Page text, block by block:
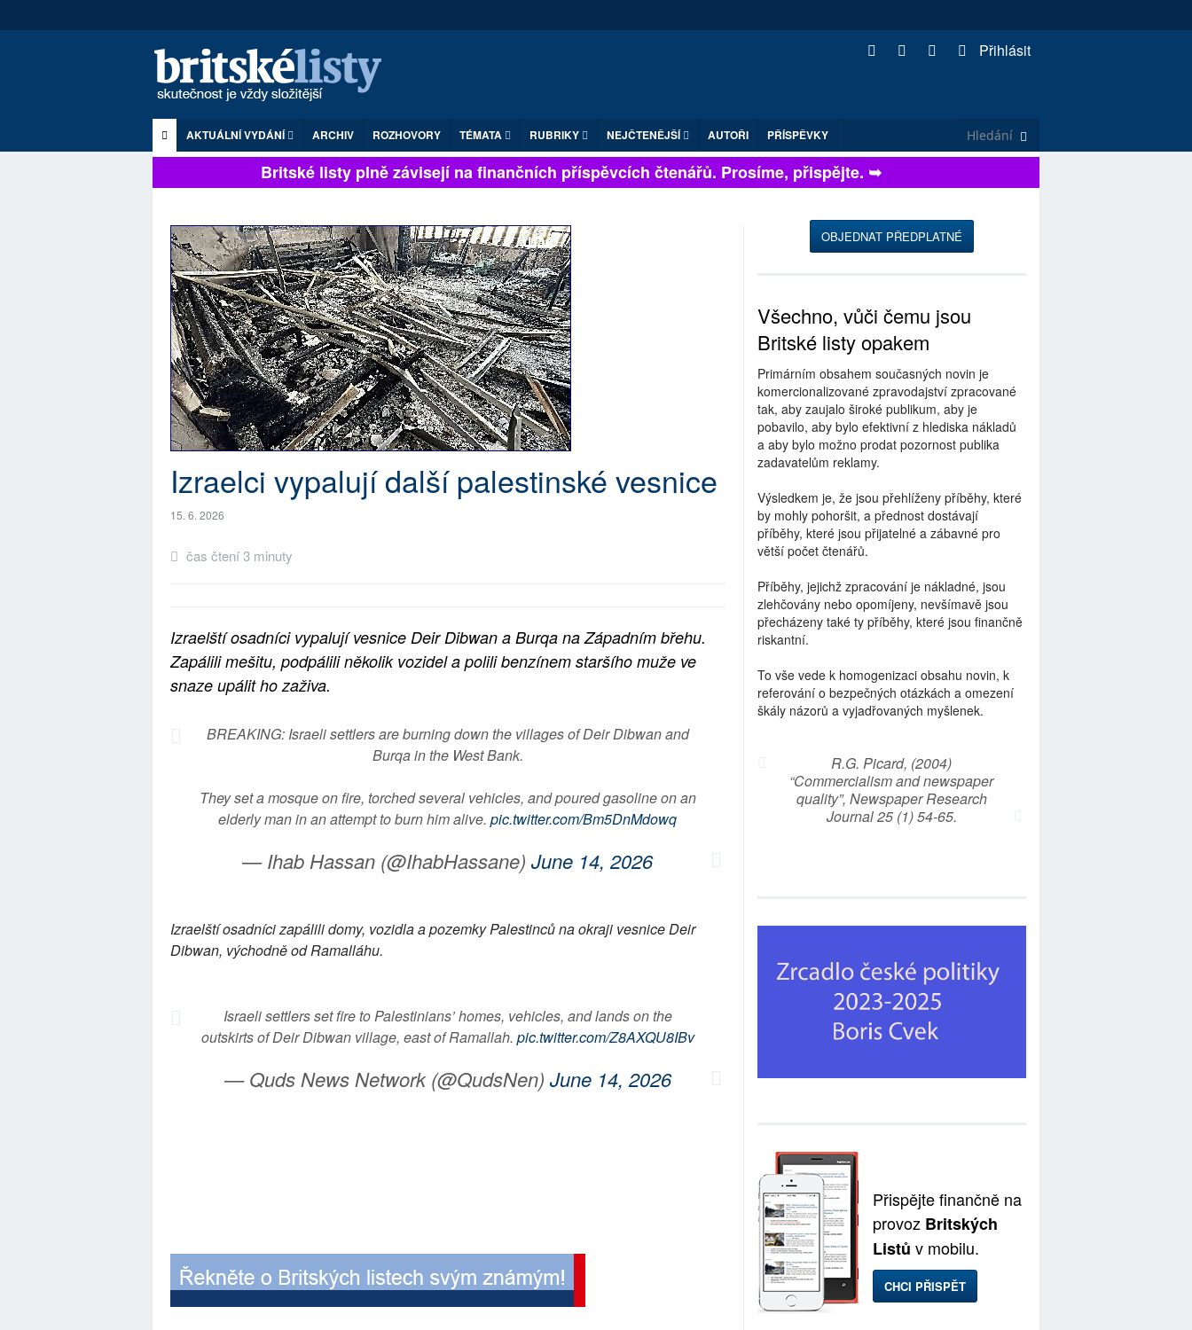
Přihlásit
AKTUÁLNÍ VYDÁNÍ ARCHIV ROZHOVORY TÉMATA RUBRIKY NEJČTENĚJŠÍ AUTOŘI PŘÍSPĚVKY
Britské listy plně závisejí na finančních příspěvcích čtenářů. Prosíme, přispějte. ➥
Izraelci vypalují další palestinské vesnice
15. 6. 2026
čas čtení 3 minuty
Izraelští osadníci vypalují vesnice Deir Dibwan a Burqa na Západním břehu.
Zapálili mešitu, podpálili několik vozidel a polili benzínem staršího muže ve
snaze upálit ho zaživa.
BREAKING: Israeli settlers are burning down the villages of Deir Dibwan and
Burqa in the West Bank.
They set a mosque on fire, torched several vehicles, and poured gasoline on an
elderly man in an attempt to burn him alive.pic.twitter.com/Bm5DnMdowq
— Ihab Hassan (@IhabHassane)June 14, 2026
Izraelští osadníci zapálili domy, vozidla a pozemky Palestinců na okraji vesnice Deir
Dibwan, východně od Ramalláhu.
Israeli settlers set fire to Palestinians’ homes, vehicles, and lands on the
outskirts of Deir Dibwan village, east of Ramallah. pic.twitter.com/Z8AXQU8IBv
— Quds News Network (@QudsNen) June 14, 2026
OBJEDNAT PŘEDPLATNÉ
Všechno, vůči čemu jsou
Britské listy opakem
Primárním obsahem současných novin je
komercionalizované zpravodajství zpracované
tak, aby zaujalo široké publikum, aby je
pobavilo, aby bylo efektivní z hlediska nákladů
a aby bylo možno prodat pozornost publika
zadavatelům reklamy.
Výsledkem je, že jsou přehlíženy příběhy, které
by mohly pohoršit, a přednost dostávají
příběhy, které jsou přijatelné a zábavné pro
větší počet čtenářů.
Příběhy, jejichž zpracování je nákladné, jsou
zlehčovány nebo opomíjeny, nevšímavě jsou
přecházeny také ty příběhy, které jsou finančně
riskantní.
To vše vede k homogenizaci obsahu novin, k
referování o bezpečných otázkách a omezení
škály názorů a vyjadřovaných myšlenek.
R.G. Picard, (2004)
“Commercialism and newspaper
quality”, Newspaper Research
Journal 25 (1) 54-65.
Přispějte finančně na
provoz Britských
Listů v mobilu.
CHCI PŘISPĚT